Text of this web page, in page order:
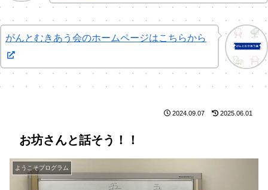
がんとむきあう会のホームページはこちらから
お坊さんと話そう！！
ようこそプログラム
2024.09.07 2025.06.01